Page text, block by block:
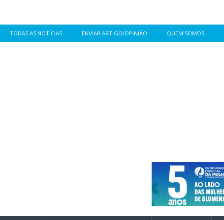
TODAS AS NOTÍCIAS ENVIAR ARTIGO/OPINIÃO QUEM SOMOS